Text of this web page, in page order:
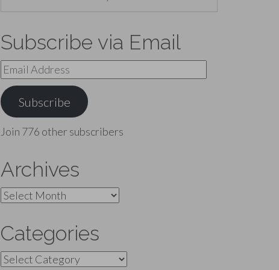
Subscribe via Email
Email
Address
Subscribe
Join 776 other subscribers
Archives
Archives
Categories
Categories